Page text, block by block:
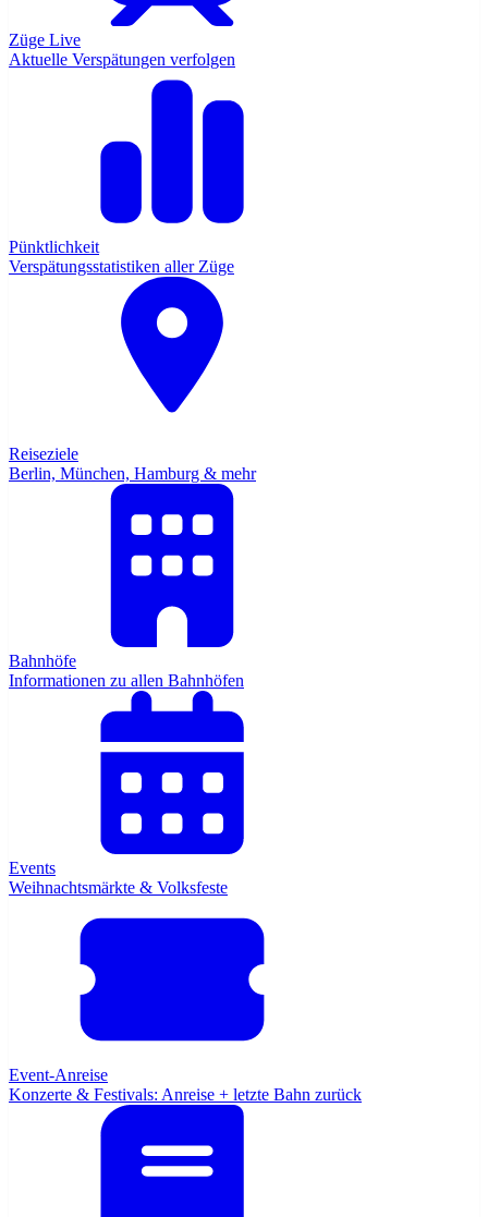
Züge Live
Aktuelle Verspätungen verfolgen
Pünktlichkeit
Verspätungsstatistiken aller Züge
Reiseziele
Berlin, München, Hamburg & mehr
Bahnhöfe
Informationen zu allen Bahnhöfen
Events
Weihnachtsmärkte & Volksfeste
Event-Anreise
Konzerte & Festivals: Anreise + letzte Bahn zurück